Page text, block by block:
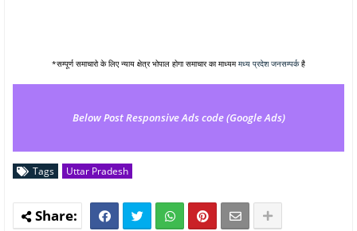
*सम्पूर्ण समाचारो के लिए न्याय क्षेत्र भोपाल होगा समाचार का माध्यममध्य प्रदेश जनसम्पर्कहै
Below Post Responsive Ads code (Google Ads)
Tags Uttar Pradesh